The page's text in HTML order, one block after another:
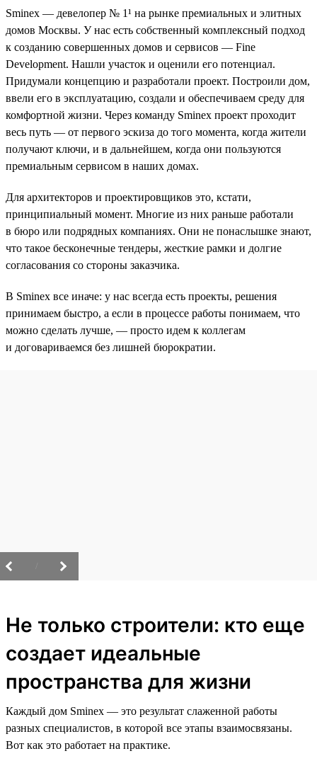
Sminex — девелопер № 1¹ на рынке премиальных и элитных
домов Москвы. У нас есть собственный комплексный подход
к созданию совершенных домов и сервисов — Fine
Development. Нашли участок и оценили его потенциал.
Придумали концепцию и разработали проект. Построили дом,
ввели его в эксплуатацию, создали и обеспечиваем среду для
комфортной жизни. Через команду Sminex проект проходит
весь путь — от первого эскиза до того момента, когда жители
получают ключи, и в дальнейшем, когда они пользуются
премиальным сервисом в наших домах.
Для архитекторов и проектировщиков это, кстати,
принципиальный момент. Многие из них раньше работали
в бюро или подрядных компаниях. Они не понаслышке знают,
что такое бесконечные тендеры, жесткие рамки и долгие
согласования со стороны заказчика.
В Sminex все иначе: у нас всегда есть проекты, решения
принимаем быстро, а если в процессе работы понимаем, что
можно сделать лучше, — просто идем к коллегам
и договариваемся без лишней бюрократии.
Не только строители: кто еще
создает идеальные
пространства для жизни
Каждый дом Sminex — это результат слаженной работы
разных специалистов, в которой все этапы взаимосвязаны.
Вот как это работает на практике.